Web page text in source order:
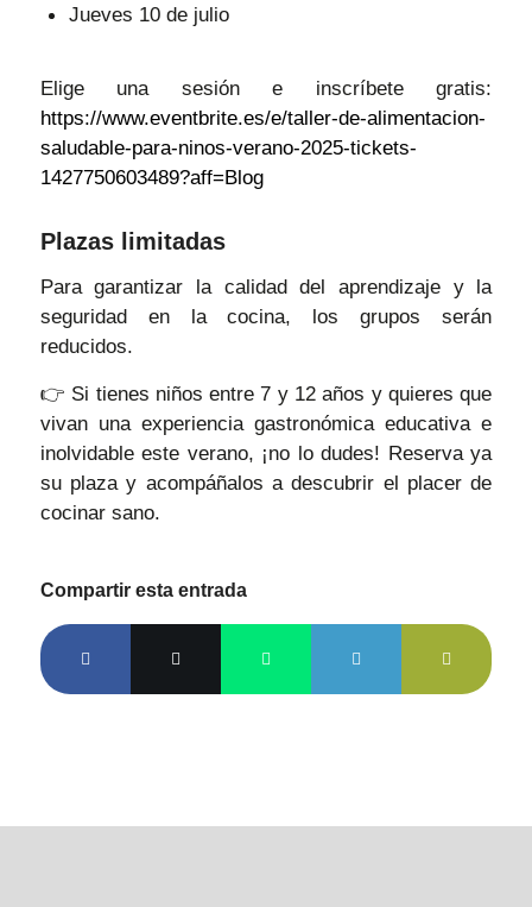
Jueves 10 de julio
Elige una sesión e inscríbete gratis:
https://www.eventbrite.es/e/taller-de-alimentacion-
saludable-para-ninos-verano-2025-tickets-
1427750603489?aff=Blog
Plazas limitadas
Para garantizar la calidad del aprendizaje y la
seguridad en la cocina, los grupos serán
reducidos.
👉 Si tienes niños entre 7 y 12 años y quieres que
vivan una experiencia gastronómica educativa e
inolvidable este verano, ¡no lo dudes! Reserva ya
su plaza y acompáñalos a descubrir el placer de
cocinar sano.
Compartir esta entrada